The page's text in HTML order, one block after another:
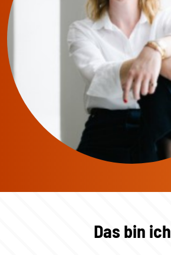
Das bin ich